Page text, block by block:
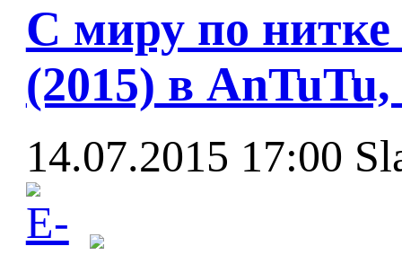
С миру по нитке
(2015) в
14.07.2015 17:00